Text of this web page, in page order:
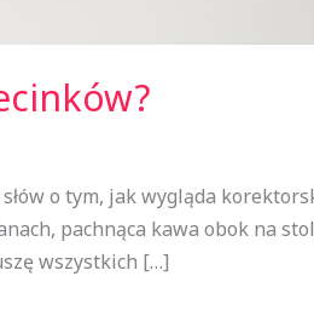
o tym, jak wygląda
pachnąca kawa obok na
wszystkich […]